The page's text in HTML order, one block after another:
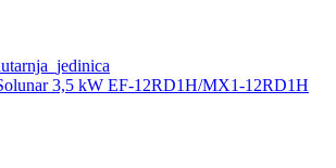
3,5 kW EF-12RD1H/MX1-12RD1H